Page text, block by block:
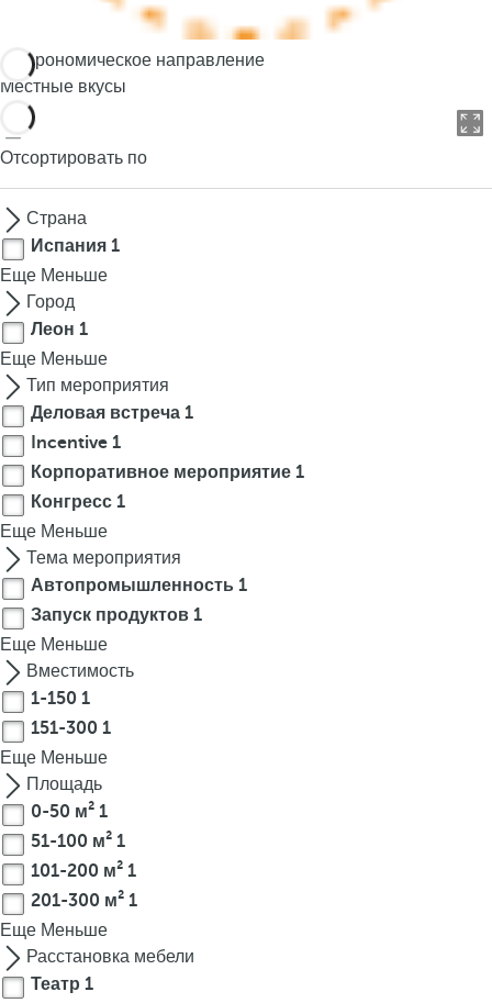
a
p
s
s
t
h
e
d
o
w
n
a
r
r
o
w
k
e
y
o
n
a
v
i
g
a
t
e
t
o
t
Гастрономическое направление
Местные вкусы
Отсортировать по
Страна
Испания 1
Еще Меньше
Город
Леон 1
Еще Меньше
Тип мероприятия
Деловая встреча 1
Incentive 1
Корпоративное мероприятие 1
Конгресс 1
Еще Меньше
Тема мероприятия
Автопромышленность 1
Запуск продуктов 1
Еще Меньше
Вместимость
1-150 1
151-300 1
Еще Меньше
Площадь
0-50 м² 1
51-100 м² 1
101-200 м² 1
201-300 м² 1
Еще Меньше
Расстановка мебели
Театр 1